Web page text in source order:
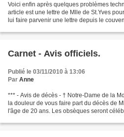
Voici enfin après quelques problèmes
article est une lettre de Mlle de St.Yves
lui faire parvenir une lettre depuis le
Carnet - Avis officiels.
Publié le 03/11/2010 à 13:06
Par Anne
*** - Avis de décès - † Notre-Dame de la
la douleur de vous faire part du décès de
l'âge de 20 ans. Les obsèques seront